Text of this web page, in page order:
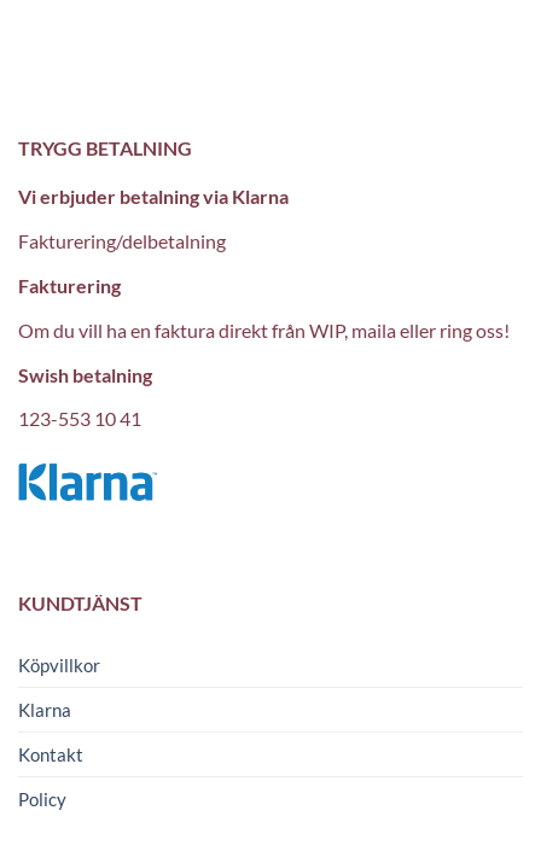
TRYGG BETALNING
Vi erbjuder betalning via Klarna
Fakturering/delbetalning
Fakturering
Om du vill ha en faktura direkt från WIP, maila eller ring oss!
Swish betalning
123-553 10 41
KUNDTJÄNST
Köpvillkor
Klarna
Kontakt
Policy